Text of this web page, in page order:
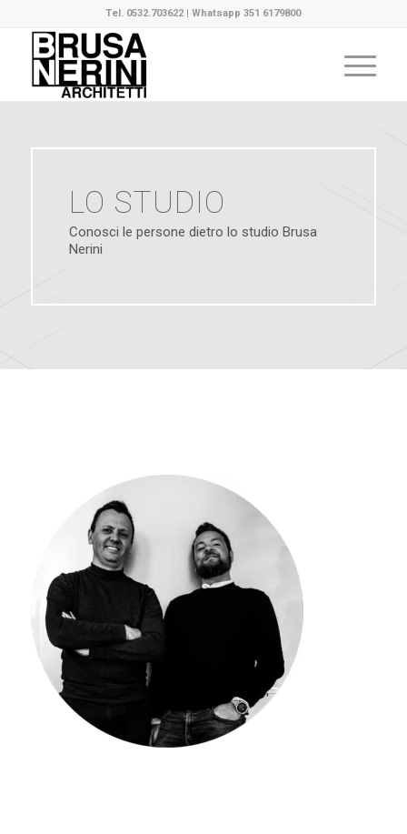
Tel. 0532.703622 | Whatsapp 351 6179800
LO STUDIO
Conosci le persone dietro lo studio Brusa
Nerini